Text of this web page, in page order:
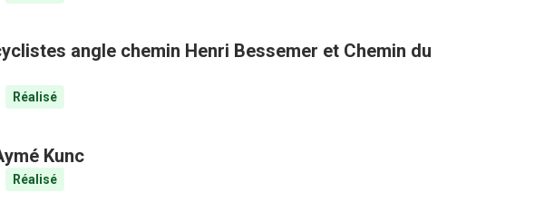
angle chemin Henri Bessemer et Chemin du
Réalisé
Kunc
Réalisé